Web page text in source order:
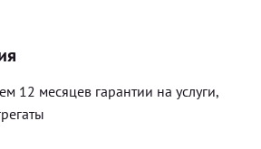
12 месяцев гарантии на услуги,